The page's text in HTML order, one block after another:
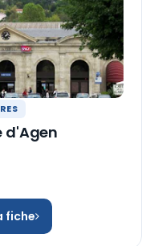
d'Agen
fiche